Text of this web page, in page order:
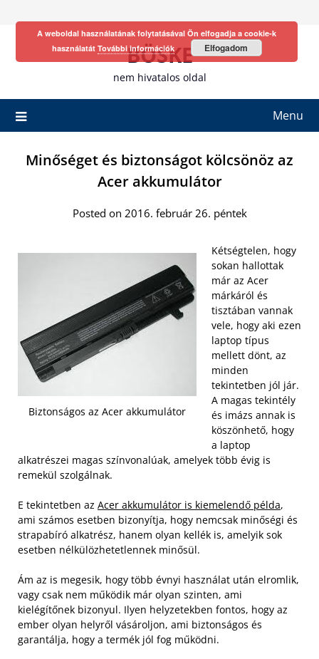
BÖSKE
nem hivatalos oldal
Menu
Minőséget és biztonságot kölcsönöz az
Acer akkumulátor
Posted on 2016. február 26. péntek
Biztonságos az Acer akkumulátor
Kétségtelen, hogy
sokan hallottak
már az Acer
márkáról és
tisztában vannak
vele, hogy aki ezen
laptop típus
mellett dönt, az
minden
tekintetben jól jár.
A magas tekintély
és imázs annak is
köszönhető, hogy
a laptop
alkatrészei magas színvonalúak, amelyek több évig is
remekül szolgálnak.
E tekintetben az Acer akkumulátor is kiemelendő példa,
ami számos esetben bizonyítja, hogy nemcsak minőségi és
strapabíró alkatrész, hanem olyan kellék is, amelyik sok
esetben nélkülözhetetlennek minősül.
Ám az is megesik, hogy több évnyi használat után elromlik,
vagy csak nem működik már olyan szinten, ami
kielégítőnek bizonyul. Ilyen helyzetekben fontos, hogy az
ember olyan helyről vásároljon, ami biztonságos és
garantálja, hogy a termék jól fog működni.
A weboldal használatának folytatásával Ön elfogadja a cookie-k
használatát További információk Elfogadom